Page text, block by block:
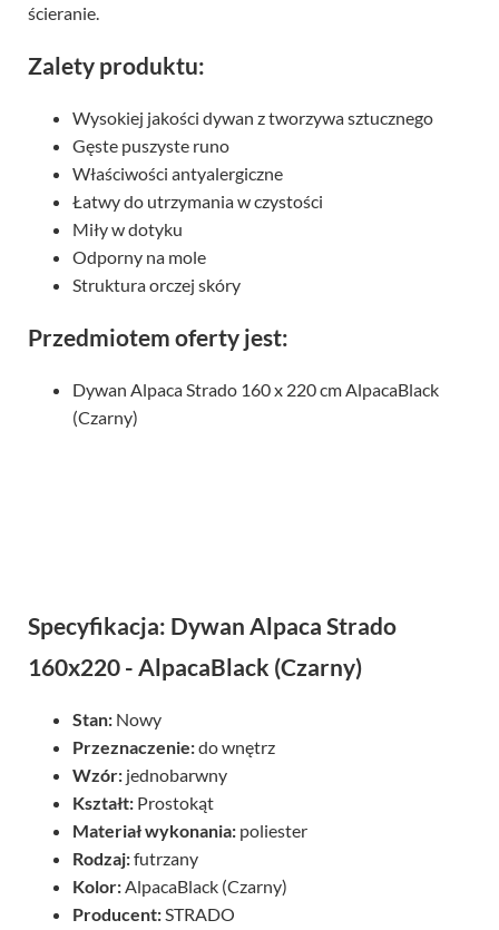
ścieranie.
Zalety produktu:
Wysokiej jakości dywan z tworzywa sztucznego
Gęste puszyste runo
Właściwości antyalergiczne
Łatwy do utrzymania w czystości
Miły w dotyku
Odporny na mole
Struktura orczej skóry
Przedmiotem oferty jest:
Dywan Alpaca Strado 160 x 220 cm AlpacaBlack
(Czarny)
Specyfikacja: Dywan Alpaca Strado
160x220 - AlpacaBlack (Czarny)
Stan: Nowy
Przeznaczenie:do wnętrz
Wzór: jednobarwny
Kształt: Prostokąt
Materiał wykonania: poliester
Rodzaj:futrzany
Kolor:AlpacaBlack (Czarny)
Producent:STRADO